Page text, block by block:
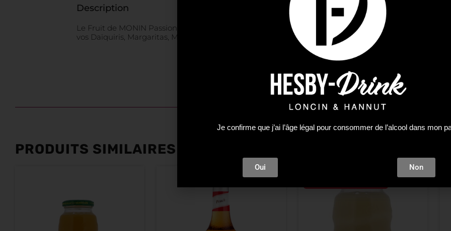
Description
Le Fruit de MONIN Passion apportera une touche exotique et de la fraîcheur à toutes vos
vos Daïquiris, Margaritas, Mojitos.
PRODUITS SIMILAIRES
Je confirme que j’ai l’âge légal pour consommer de l’alcool dans mon
Oui Non